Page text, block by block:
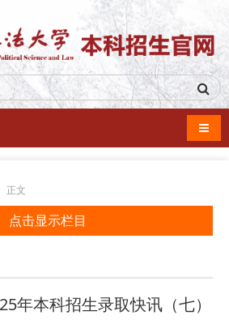
导航
正文
点击显示栏目
年本科招生录取快讯（七）